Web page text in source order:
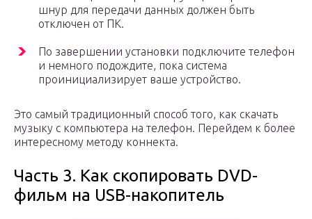
шнур для передачи данных должен быть
отключен от ПК.
По завершении установки подключите телефон
и немного подождите, пока система
проинициализирует ваше устройство.
Это самый традиционный способ того, как скачать
музыку с компьютера на телефон. Перейдем к более
интересному методу коннекта.
Часть 3. Как скопировать DVD-
фильм на USB-накопитель